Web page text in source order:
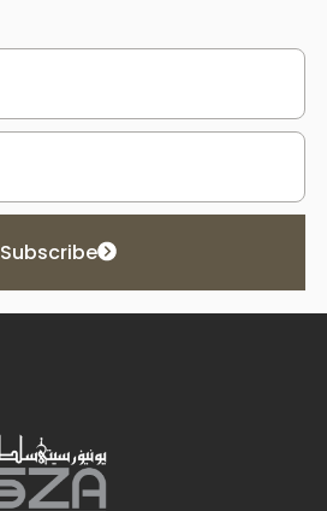
Subscribe